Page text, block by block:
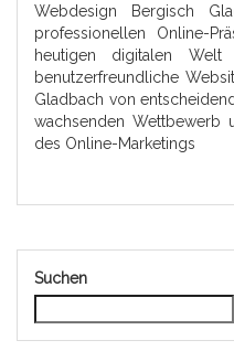
Webdesign Bergisch
professionellen Online-
heutigen digitalen
benutzerfreundliche
Gladbach von
wachsenden Wettbewerb
des Online-Marketings
Suchen